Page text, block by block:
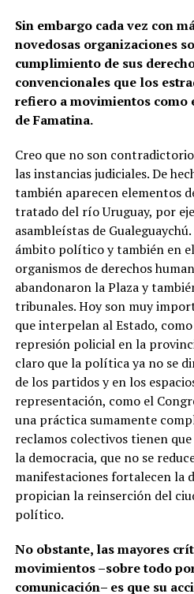
Sin embargo cada vez con
novedosas organizaciones
cumplimiento de sus
convencionales que los
refiero a movimientos como
de Famatina.
Creo que no son
las instancias judiciales. De
también aparecen elementos
tratado del río Uruguay, por
asambleístas de
ámbito político y también en
organismos de derechos
abandonaron la Plaza y
tribunales. Hoy son muy
que interpelan al Estado,
represión policial en la
claro que la política ya no se
de los partidos y en los
representación, como el
una práctica sumamente
reclamos colectivos tienen
la democracia, que no se
manifestaciones fortalecen la
propician la reinserción del
político.
No obstante, las mayores
movimientos –sobre todo
comunicación– es que su